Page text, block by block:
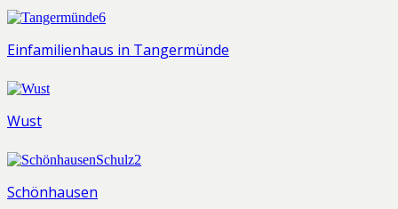
Einfamilienhaus in Tangermünde
Wust
Schönhausen